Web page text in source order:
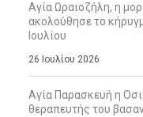
Αγία Ωραιοζήλη, η
ακολούθησε το
Ιουλίου
26 Ιουλίου 2026
Αγία Παρασκευή η
θεραπευτής του